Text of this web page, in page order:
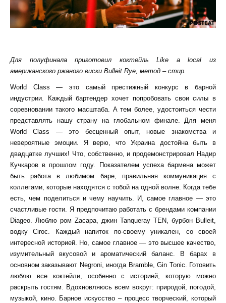
Для полуфинала приготовил коктейль Like a local из
американского ржаного виски Bulleit Rye, метод – стир.
World Class — это самый престижный конкурс в барной
индустрии. Каждый бартендер хочет попробовать свои силы в
соревновании такого масштаба. А тем более, удостоиться чести
представлять нашу страну на глобальном финале. Для меня
World Class — это бесценный опыт, новые знакомства и
невероятные эмоции. Я верю, что Украина достойна быть в
двадцатке лучших! Что, собственно, и продемонстрировал Надир
Кучкаров в прошлом году. Показателем успеха бармена может
быть работа в любимом баре, правильная коммуникация с
коллегами, которые находятся с тобой на одной волне. Когда тебе
есть, чем поделиться и чему научить. И, самое главное — это
счастливые гости. Я предпочитаю работать с брендами компании
Diageo. Люблю ром Zacapa, джин Tanqueray TEN, бурбон Bulleit,
водку Ciroc. Каждый напиток по-своему уникален, со своей
интересной историей. Но, самое главное — это высшее качество,
изумительный вкусовой и ароматический баланс. В барах в
основном заказывают Negroni, иногда Bramble, Gin Tonic. Готовить
люблю все коктейли, особенно с историей, которую можно
раскрыть гостям. Вдохновляюсь всем вокруг: природой, погодой,
музыкой, кино. Барное искусство – процесс творческий, который